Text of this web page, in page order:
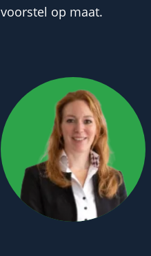
voorstel op maat.